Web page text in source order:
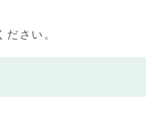
ださい。